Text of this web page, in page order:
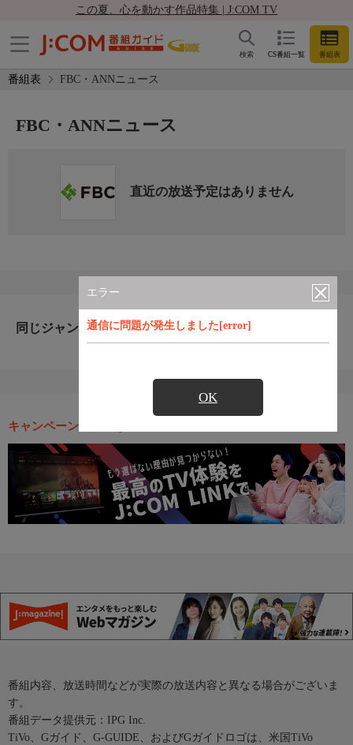
この夏、心を動かす作品特集 | J:COM TV
CS番組一覧 番組表
検索
番組表 FBC・ANNニュース
エラー
通信に問題が発生しました[error]
OK
FBC・ANNニュース
直近の放送予定はありません
同じジャンルのおすすめ番組
キャンペーン・お得な情報
番組内容、放送時間などが実際の放送内容と異なる場合がございま
す。
番組データ提供元：IPG Inc.
TiVo、Gガイド、G-GUIDE、およびGガイドロゴは、米国TiVo